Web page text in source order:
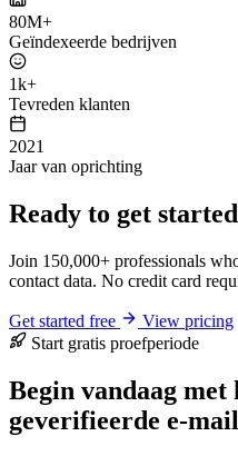
80M+
Geïndexeerde bedrijven
1k+
Tevreden klanten
2021
Jaar van oprichting
Ready to get
Join 150,000+ professionals
contact data. No credit card
Get started free
View pricing
Start gratis proefperiode
Begin vandaag met
geverifieerde e-